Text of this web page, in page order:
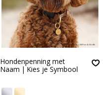
Hondenpenning met
Naam | Kies je Symbool